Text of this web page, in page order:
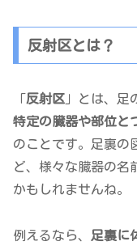
反射区とは？
「 反射区 」とは、足
特定の臓器や部位と
のことです。足裏の
ど、様々な臓器の名
かもしれませんね。
例えるなら、
足裏に